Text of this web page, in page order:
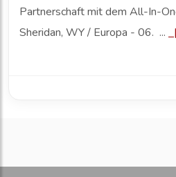
Partnerschaft mit dem All-In-
Sheridan, WY / Europa - 06. ...
|